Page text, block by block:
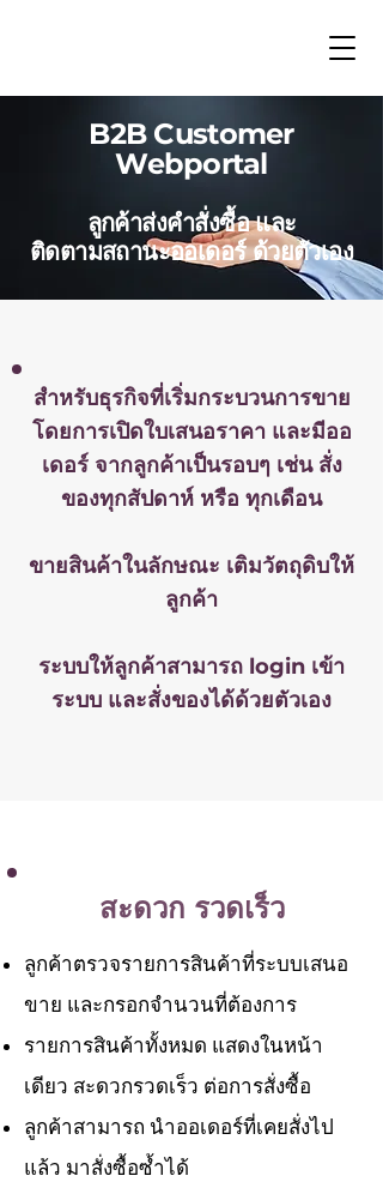
B2B Customer
Webportal
ลูกค้าส่งคำสั่งซื้อ และ
ติดตามสถานะออเดอร์ ด้วยตัวเอง
สำหรับธุรกิจที่เริ่มกระบวนการขาย
โดยการเปิดใบเสนอราคา และมีออ
เดอร์ จากลูกค้าเป็นรอบๆ เช่น สั่ง
ของทุกสัปดาห์ หรือ ทุกเดือน
ขายสินค้าในลักษณะ เติมวัตถุดิบให้
ลูกค้า
ระบบให้ลูกค้าสามารถ login เข้า
ระบบ และสั่งของได้ด้วยตัวเอง
สะดวก รวดเร็ว
ลูกค้าตรวจรายการสินค้าที่ระบบเสนอ
ขาย และกรอกจำนวนที่ต้องการ
รายการสินค้าทั้งหมด แสดงในหน้า
เดียว สะดวกรวดเร็ว ต่อการสั่งซื้อ
ลูกค้าสามารถ นำออเดอร์ที่เคยสั่งไป
แล้ว มาสั่งซื้อซ้ำได้